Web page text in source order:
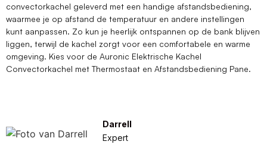
convectorkachel geleverd met een handige afstandsbediening,
waarmee je op afstand de temperatuur en andere instellingen
kunt aanpassen. Zo kun je heerlijk ontspannen op de bank blijven
liggen, terwijl de kachel zorgt voor een comfortabele en warme
omgeving. Kies voor de Auronic Elektrische Kachel
Convectorkachel met Thermostaat en Afstandsbediening Pane.
Darrell
Expert